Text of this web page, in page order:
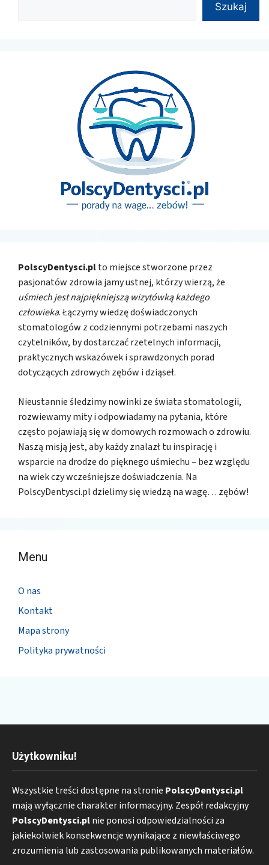
Szukaj
PolscyDentysci.plto miejsce stworzone przez
pasjonatów zdrowia jamy ustnej, którzy wierzą, że
uśmiech jest najpiękniejszą wizytówką każdego
człowieka. Łączymy wiedzę doświadczonych
stomatologów z codziennymi potrzebami naszych
czytelników, by dostarczać rzetelnych informacji,
praktycznych wskazówek i sprawdzonych porad
dotyczących zdrowych zębów i dziąseł.
Nieustannie śledzimy nowinki ze świata stomatologii,
rozwiewamy mity i odpowiadamy na pytania, które
często pojawiają się w domowych rozmowach o zdrowiu.
Naszą misją jest, aby każdy znalazł tu inspirację i
wsparcie na drodze do pięknego uśmiechu – bez względu
na wiek czy wcześniejsze doświadczenia. Na
PolscyDentysci.pl dzielimy się wiedzą na wagę… zębów!
Menu
O nas
Kontakt
Mapa strony
Polityka prywatności
Użytkowniku!
Wszystkie treści dostępne na stronie PolscyDentysci.pl
mają wyłącznie charakter informacyjny. Zespół redakcyjny
PolscyDentysci.plnie ponosi odpowiedzialności za
jakiekolwiek konsekwencje wynikające z niewłaściwego
zrozumienia lub zastosowania publikowanych materiałów.